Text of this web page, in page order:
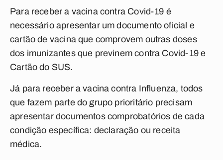
Para receber a vacina contra Covid-19 é
necessário apresentar um documento oficial e
cartão de vacina que comprovem outras doses
dos imunizantes que previnem contra Covid-19 e
Cartão do SUS.
Já para receber a vacina contra Influenza, todos
que fazem parte do grupo prioritário precisam
apresentar documentos comprobatórios de cada
condição específica: declaração ou receita
médica.